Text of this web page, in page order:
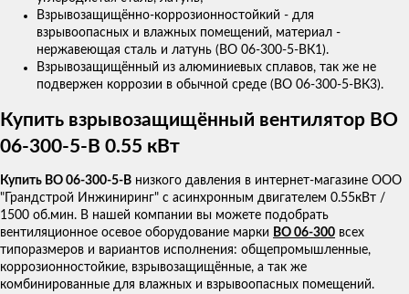
Взрывозащищённо-коррозионностойкий - для
взрывоопасных и влажных помещений, материал -
нержавеющая сталь и латунь (ВО 06-300-5-ВК1).
Взрывозащищённый из алюминиевых сплавов, так же не
подвержен коррозии в обычной среде (ВО 06-300-5-ВК3).
Купить взрывозащищённый вентилятор ВО
06-300-5-В 0.55 кВт
Купить ВО 06-300-5-В низкого давления в интернет-магазине ООО
"Грандстрой Инжиниринг" с асинхронным двигателем 0.55кВт /
1500 об.мин. В нашей компании вы можете подобрать
вентиляционное осевое оборудование марки ВО 06-300 всех
типоразмеров и вариантов исполнения: общепромышленные,
коррозионностойкие, взрывозащищённые, а так же
комбинированные для влажных и взрывоопасных помещений.